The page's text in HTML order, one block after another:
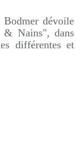
dévoile
& Nains", dans
différentes et